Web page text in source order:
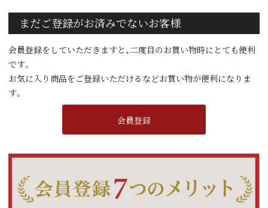
まだご登録がお済みでないお客様
会員登録をしていただきますと、二度目のお買い物時にとても便利
です。
お気に入り商品をご登録いただけるなどお買い物が便利になりま
す。
会員登録